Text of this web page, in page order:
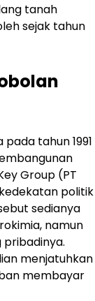
tanah
sejak tahun
tahun 1991
Group (PT
politik
sedianya
namun
menjatuhkan
membayar